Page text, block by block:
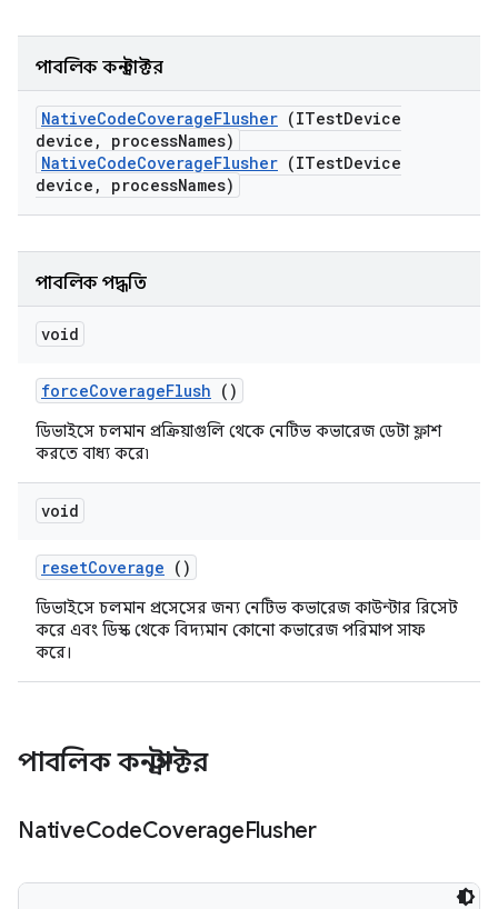
পাবলিক কনস্ট্রাক্টর
NativeCodeCoverageFlusher (ITestDevice
device , processNames)
NativeCodeCoverageFlusher (ITestDevice
device, processNames)
পাবলিক পদ্ধতি
void
forceCoverageFlush ()
ডিভাইসে চলমান প্রক্রিয়াগুলি থেকে নেটিভ কভারেজ ডেটা ফ্লাশ
করতে বাধ্য করে৷
void
resetCoverage ()
ডিভাইসে চলমান প্রসেসের জন্য নেটিভ কভারেজ কাউন্টার রিসেট
করে এবং ডিস্ক থেকে বিদ্যমান কোনো কভারেজ পরিমাপ সাফ
করে।
পাবলিক কনস্ট্রাক্টর
NativeCodeCoverageFlusher